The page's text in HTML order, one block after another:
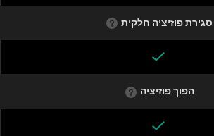
סגירת פוזיציה חלקית
הפוך פוזיציה